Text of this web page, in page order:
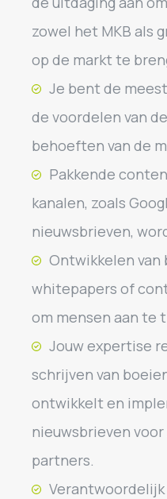
zowel het MKB als
op de markt te
Je bent de
de voordelen van
behoeften van de
Pakkende
kanalen, zoals
nieuwsbrieven,
Ontwikkelen van
whitepapers of
om mensen aan te
Jouw expertise
schrijven van
ontwikkelt en
nieuwsbrieven
partners.